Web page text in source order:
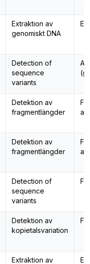
Extraktion av
genomiskt DNA
Detection of
sequence
variants
Detektion av
fragmentlängder
Detektion av
fragmentlängder
Detection of
sequence
variants
Detektion av
kopietalsvariation
Extraktion av